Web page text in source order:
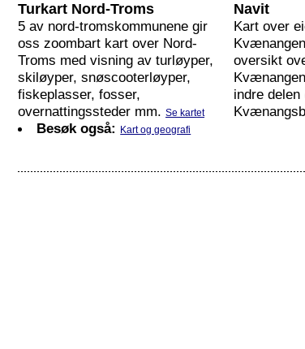
Turkart Nord-Troms
5 av nord-tromskommunene gir
oss zoombart kart over Nord-
Troms med visning av turløyper,
skiløyper, snøscooterløyper,
fiskeplasser, fosser,
overnattingssteder mm. Se kartet
Besøk også: Kart og geografi
Navit
Kart over
oversikt
indre